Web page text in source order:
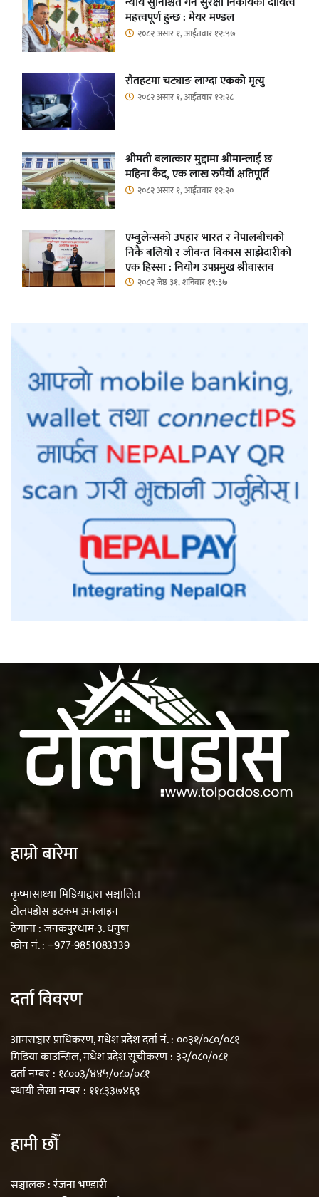
महत्त्वपूर्ण हुन्छ : मेयर मण्डल
२०८२ असार १, आईतवार १२:५७
रौतहटमा चट्याङ लाग्दा एककोे मृत्यु
२०८२ असार १, आईतवार १२:२८
श्रीमती बलात्कार मुद्दामा श्रीमान्लाई छ
महिना कैद, एक लाख रुपैयाँ क्षतिपूर्ति
२०८२ असार १, आईतवार १२:२०
एम्बुलेन्सको उपहार भारत र नेपालबीचको
निकै बलियो र जीवन्त विकास साझेदारीको
एक हिस्सा : नियोग उपप्रमुख श्रीवास्तव
२०८२ जेष्ठ ३१, शनिबार १९:३७
हाम्रो बारेमा
कृष्मासाध्या मिडियाद्वारा सञ्चालित
टोलपडोस डटकम अनलाइन
ठेगाना : जनकपुरधाम-३. धनुषा
फोन नं. : +977-9851083339
दर्ता विवरण
आमसञ्चार प्राधिकरण, मधेश प्रदेश दर्ता नं. : ००३१/०८०/०८१
मिडिया काउन्सिल, मधेश प्रदेश सूचीकरण : ३२/०८०/०८१
दर्ता नम्बर : १८००३/४४५/०८०/०८१
स्थायी लेखा नम्बर : ११८३३७४६९
हामी छौँ
सञ्चालक : रंजना भण्डारी